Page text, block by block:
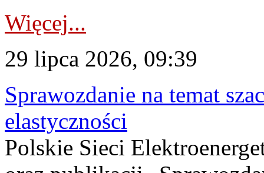
Więcej...
29 lipca 2026, 09:39
Sprawozdanie na temat
elastyczności
Polskie Sieci